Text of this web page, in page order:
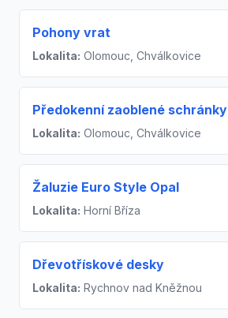
Pohony vrat
Lokalita: Olomouc, Chválkovice
Předokenní zaoblené schránky
Lokalita: Olomouc, Chválkovice
Žaluzie Euro Style Opal
Lokalita: Horní Bříza
Dřevotřískové desky
Lokalita: Rychnov nad Kněžnou